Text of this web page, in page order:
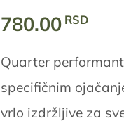
780.00 RSD
Quarter
specifičnim
vrlo izdržljive za